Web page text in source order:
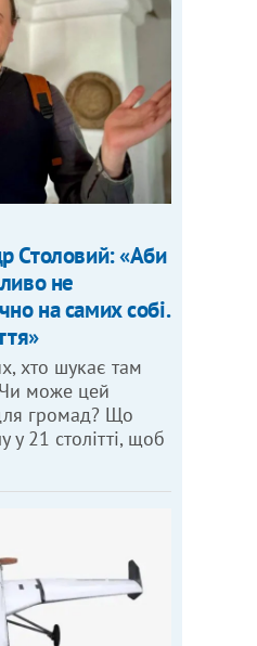
Столовий: «Аби
не
на самих собі.
хто шукає там
може цей
громад? Що
у 21 столітті, щоб